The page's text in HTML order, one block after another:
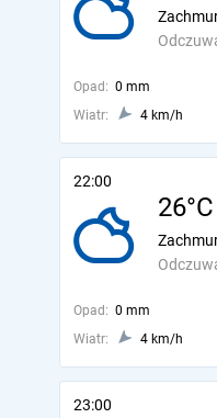
Opad: 0 mm
Wiatr:
4 km/h
22:00
26°C
Opad: 0 mm
Wiatr:
4 km/h
23:00